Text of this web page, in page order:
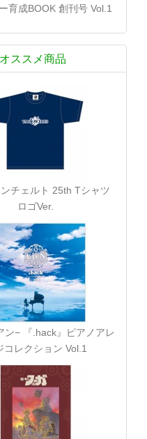
育成BOOK 創刊号 Vol.1
オススメ商品
チェルト 25th Tシャツ
ロゴVer.
ン− 『.hack』ピアノアレ
コレクション Vol.1